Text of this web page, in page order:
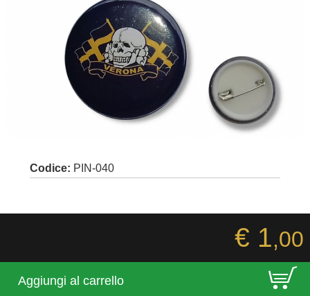
Codice: PIN-040
€ 1,00
Aggiungi al carrello E